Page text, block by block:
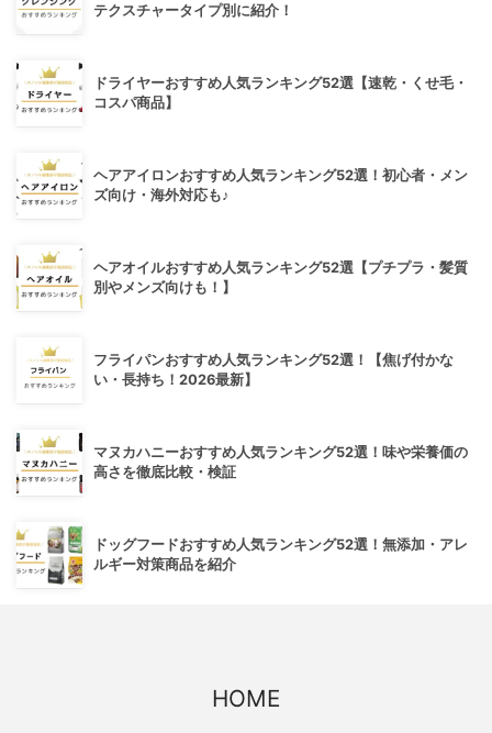
テクスチャータイプ別に紹介！
ドライヤーおすすめ人気ランキング52選【速乾・くせ毛・
コスパ商品】
ヘアアイロンおすすめ人気ランキング52選！初心者・メン
ズ向け・海外対応も♪
ヘアオイルおすすめ人気ランキング52選【プチプラ・髪質
別やメンズ向けも！】
フライパンおすすめ人気ランキング52選！【焦げ付かな
い・長持ち！2026最新】
マヌカハニーおすすめ人気ランキング52選！味や栄養価の
高さを徹底比較・検証
ドッグフードおすすめ人気ランキング52選！無添加・アレ
ルギー対策商品を紹介
HOME